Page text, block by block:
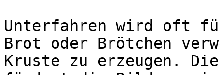
Unterfahren wird oft für
Brot oder Brötchen
Kruste zu erzeugen.